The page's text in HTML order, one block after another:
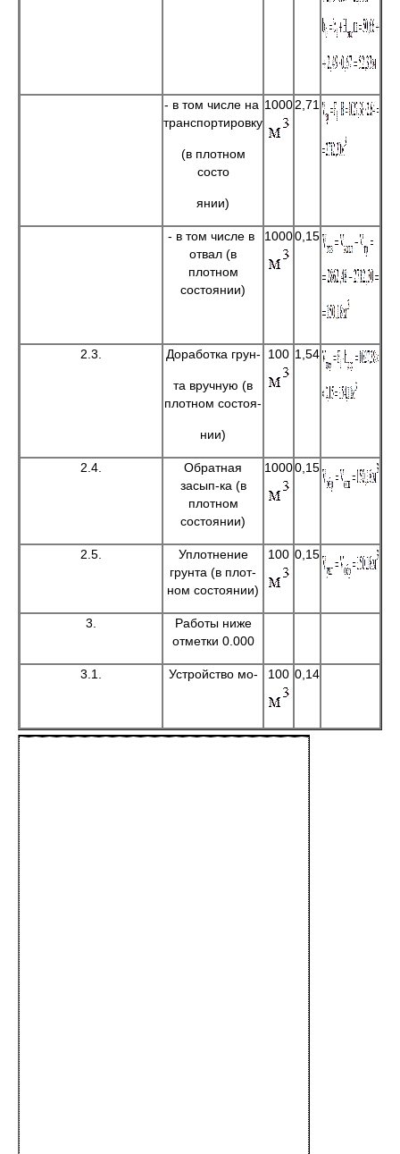
- в том числе на
транспортировку
(в плотном
состо
янии)
10002,71
- в том числе в
отвал (в
плотном
состоянии)
10000,15
2.3. Доработка грун-
та вручную (в
плотном состоя-
нии)
100 1,54
2.4.
Обратная
засып-ка (в
плотном
состоянии)
10000,15
2.5.
Уплотнение
грунта (в плот-
ном состоянии)
100 0,15
3.
Работы ниже
отметки 0.000
3.1. Устройство мо- 100 0,14